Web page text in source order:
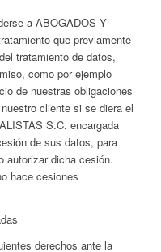
a ABOGADOS Y
que previamente
tratamiento de datos,
como por ejemplo
de nuestras obligaciones
cliente si se diera el
S.C. encargada
de sus datos, para
autorizar dicha cesión.
hace cesiones
derechos ante la